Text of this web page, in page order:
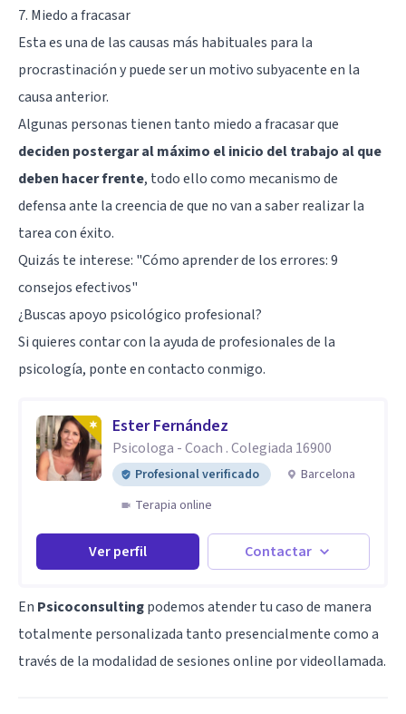
7. Miedo a fracasar
Esta es una de las causas más habituales para la
procrastinación y puede ser un motivo subyacente en la
causa anterior.
Algunas personas tienen tanto miedo a fracasar que
deciden postergar al máximo el inicio del trabajo al que
deben hacer frente, todo ello como mecanismo de
defensa ante la creencia de que no van a saber realizar la
tarea con éxito.
Quizás te interese: "Cómo aprender de los errores: 9
consejos efectivos"
¿Buscas apoyo psicológico profesional?
Si quieres contar con la ayuda de profesionales de la
psicología, ponte en contacto conmigo.
Ester Fernández
Psicologa - Coach . Colegiada 16900
Profesional verificado
Barcelona
Terapia online
Ver perfil Contactar
En Psicoconsultingpodemos atender tu caso de manera
totalmente personalizada tanto presencialmente como a
través de la modalidad de sesiones online por videollamada.